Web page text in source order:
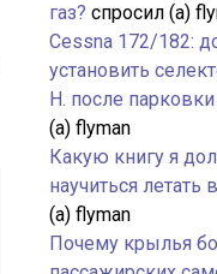
газ? спросил (а)
Cessna 172/182:
установить
H. после
(а) flyman
Какую книгу я
научиться летать
(а) flyman
Почему крылья